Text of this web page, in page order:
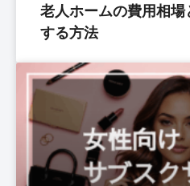
老人ホームの費用相
する方法